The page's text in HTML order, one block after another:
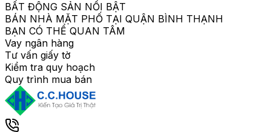
BẤT ĐỘNG SẢN NỔI BẬT
BÁN NHÀ MẶT PHỐ TẠI QUẬN BÌNH THẠNH
BẠN CÓ THỂ QUAN TÂM
Vay ngân hàng
Tư vấn giấy tờ
Kiểm tra quy hoạch
Quy trình mua bán